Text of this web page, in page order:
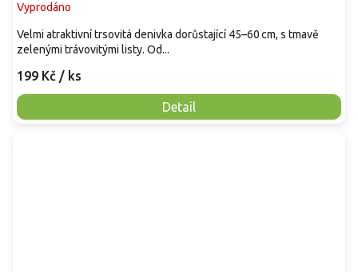
Vyprodáno
199 Kč / ks
Detail
Velmi atraktivní trsovitá denivka dorůstající 45–60 cm, s tmavě
zelenými trávovitými listy. Od...